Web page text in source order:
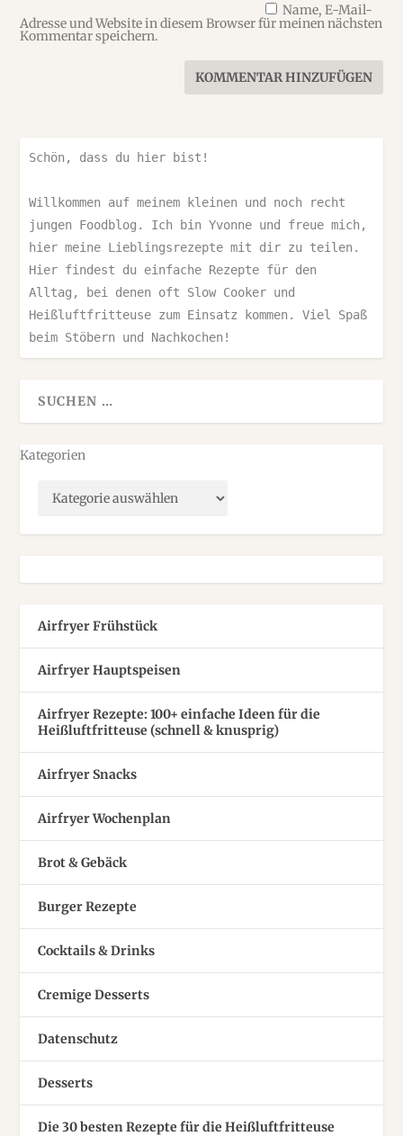
Name, E-Mail-
Adresse und Website in diesem Browser für meinen nächsten
Kommentar speichern.
Schön, dass du hier bist!
Willkommen auf meinem kleinen und noch recht
jungen Foodblog. Ich bin Yvonne und freue mich,
hier meine Lieblingsrezepte mit dir zu teilen.
Hier findest du einfache Rezepte für den
Alltag, bei denen oft Slow Cooker und
Heißluftfritteuse zum Einsatz kommen. Viel Spaß
beim Stöbern und Nachkochen!
Kategorien
Airfryer Frühstück
Airfryer Hauptspeisen
Airfryer Rezepte: 100+ einfache Ideen für die
Heißluftfritteuse (schnell & knusprig)
Airfryer Snacks
Airfryer Wochenplan
Brot & Gebäck
Burger Rezepte
Cocktails & Drinks
Cremige Desserts
Datenschutz
Desserts
Die 30 besten Rezepte für die Heißluftfritteuse